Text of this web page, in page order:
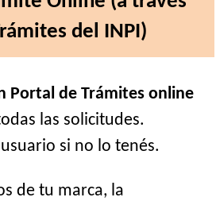
del INPI)
Portal de Trámites online
las solicitudes.
si no lo tenés.
de tu marca, la